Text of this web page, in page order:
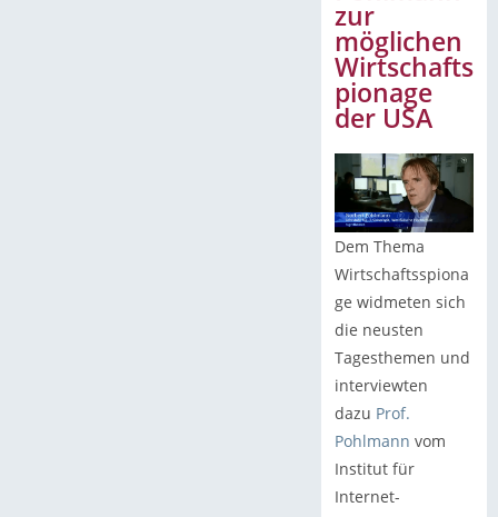
zur
möglichen
Wirtschafts
pionage
der USA
Dem Thema
Wirtschaftsspiona
ge widmeten sich
die neusten
Tagesthemen und
interviewten
dazu Prof.
Pohlmann vom
Institut für
Internet-